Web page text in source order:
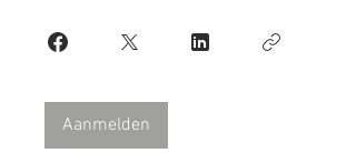
Aanmelden